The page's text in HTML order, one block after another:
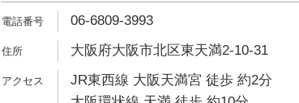
06-6809-3993
大阪府大阪市北区東天満2-10-31
JR東西線 大阪天満宮 徒歩 約2分